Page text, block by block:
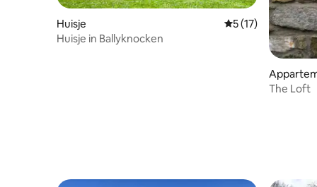
Huisje Gemiddelde
5 (17)
Huisje in Ballyknocken
The Loft